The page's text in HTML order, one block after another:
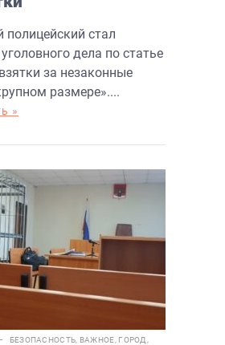
полицейский стал
дела по статье
за незаконные
размере»....
»
БЕЗОПАСНОСТЬ ВАЖНОЕ ГОРОД